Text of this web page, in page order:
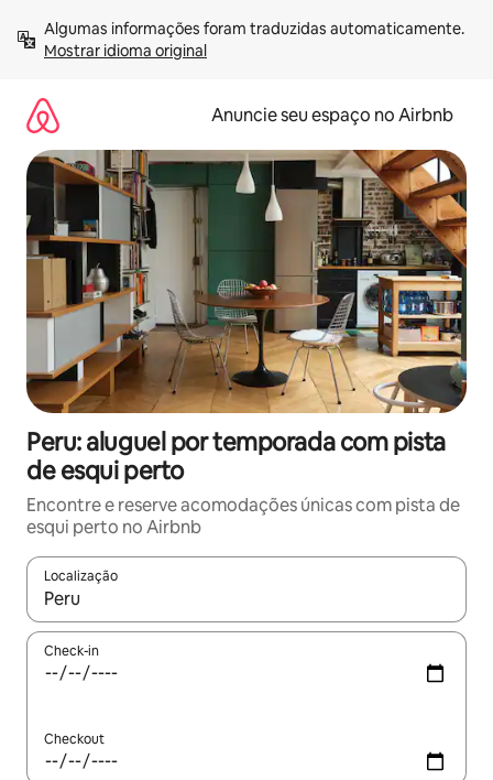
para
Mostrar idioma original
Anuncie seu espaço no Airbnb
Peru: aluguel por temporada com pista
de esqui perto
Encontre e reserve acomodações únicas com pista de
esqui perto no Airbnb
Localização
Quando os resultados estiverem disponíveis, explore-os
Check-in
Checkout